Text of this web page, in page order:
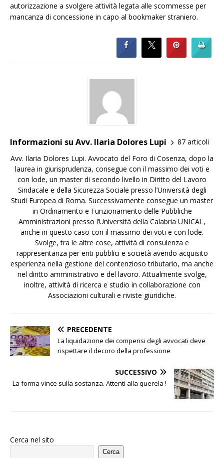
autorizzazione a svolgere attività legata alle scommesse per
mancanza di concessione in capo al bookmaker straniero.
Informazioni su Avv. Ilaria Dolores Lupi
87 articoli
Avv. Ilaria Dolores Lupi. Avvocato del Foro di Cosenza, dopo la
laurea in giurisprudenza, consegue con il massimo dei voti e
con lode, un master di secondo livello in Diritto del Lavoro
Sindacale e della Sicurezza Sociale presso l’Università degli
Studi Europea di Roma. Successivamente consegue un master
in Ordinamento e Funzionamento delle Pubbliche
Amministrazioni presso l’Università della Calabria UNICAL,
anche in questo caso con il massimo dei voti e con lode.
Svolge, tra le altre cose, attività di consulenza e
rappresentanza per enti pubblici e società avendo acquisito
esperienza nella gestione del contenzioso tributario, ma anche
nel diritto amministrativo e del lavoro. Attualmente svolge,
inoltre, attività di ricerca e studio in collaborazione con
Associazioni culturali e riviste giuridiche.
PRECEDENTE
La liquidazione dei compensi degli avvocati deve
rispettare il decoro della professione
SUCCESSIVO
La forma vince sulla sostanza. Attenti alla querela !
Cerca nel sito
Cerca